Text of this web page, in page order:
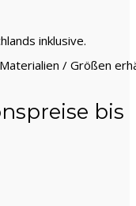
inklusive.
/ Größen
bis